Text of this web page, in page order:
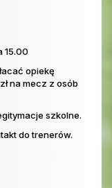
15.00
opiekę
na mecz z osób
szkolne.
do trenerów.